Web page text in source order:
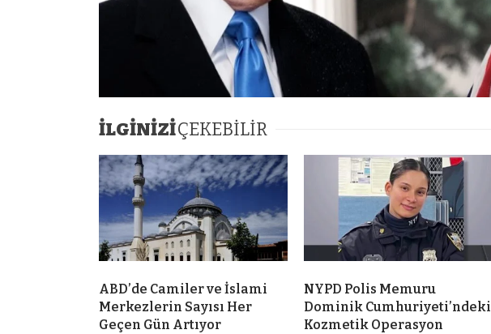
İLGİNİZİÇEKEBİLİR
ABD’de Camiler ve İslami
Merkezlerin Sayısı Her
Geçen Gün Artıyor
NYPD Polis Memuru
Dominik Cumhuriyeti’ndeki
Kozmetik Operasyon